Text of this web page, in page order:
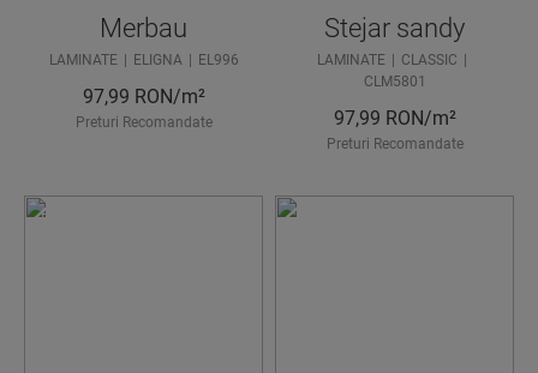
Merbau
LAMINATE ELIGNA EL996
97,99 RON/m²
Preturi Recomandate
Stejar sandy
LAMINATE
CLASSIC
CLM5801
97,99 RON/m²
Preturi Recomandate